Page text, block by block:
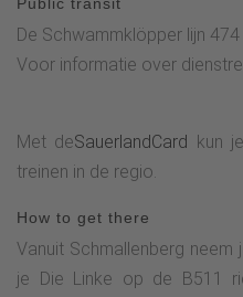
De Schwammklöpper lijn
Voor informatie over
Met deSauerlandCard kun
treinen in de regio.
How to get there
Vanuit Schmallenberg
je Die Linke op de B511